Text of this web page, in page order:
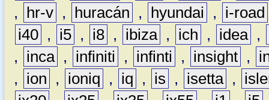
,
hr-v , huracán , hyundai ,
i-road
i40 , i5 , i8 , ibiza , ich , idea ,
,
inca , infiniti , infinti , insight ,
,
ion , ioniq , iq , is , isetta ,